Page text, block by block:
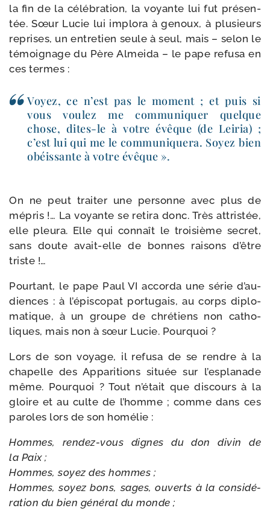
la fin de la célé­bra­tion, la voyante lui fut pré­sen­
tée. Sœur Lucie lui implo­ra à genoux, à plu­sieurs
reprises, un entre­tien seule à seul, mais – selon le
témoi­gnage du Père Almeida – le pape refu­sa en
ces termes :
Voyez, ce n’est pas le moment ; et puis si
vous vou­lez me com­mu­ni­quer quelque
chose, dites-​le à votre évêque (de Leiria) ;
c’est lui qui me le com­mu­ni­que­ra. Soyez bien
obéis­sante à votre évêque ».
On ne peut trai­ter une per­sonne avec plus de
mépris !… La voyante se reti­ra donc. Très attris­tée,
elle pleu­ra. Elle qui connaît le troi­sième secret,
sans doute avait-​elle de bonnes rai­sons d’être
triste !…
Pourtant, le pape Paul VI accor­da une série d’au­
diences : à l’é­pis­co­pat por­tu­gais, au corps diplo­
ma­tique, à un groupe de chré­tiens non catho­
liques, mais non à sœur Lucie. Pourquoi ?
Lors de son voyage, il refu­sa de se rendre à la
cha­pelle des Apparitions située sur l’es­pla­nade
même. Pourquoi ? Tout n’é­tait que dis­cours à la
gloire et au culte de l’homme ; comme dans ces
paroles lors de son homélie :
Hommes, rendez-​vous dignes du don divin de
la Paix ;
Hommes, soyez des hommes ;
Hommes, soyez bons, sages, ouverts à la consi­dé­
ra­tion du bien géné­ral du monde ;